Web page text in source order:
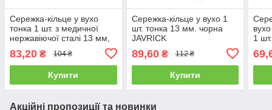
Сережка-кільце у вухо
тонка 1 шт. з медичної
нержавіючої сталі 13 мм,
83,20 ₴ 104 ₴
Купити
Сережка-кільце у вухо 1
шт. тонка 13 мм. чорна
JAVRICK
89,60₴ 112 ₴
Купити
1
Акційні пропозиції та новинки